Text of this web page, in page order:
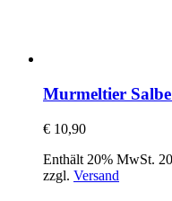
Murmeltier
€ 10,90
Enthält 20% MwSt.
zzgl. Versand